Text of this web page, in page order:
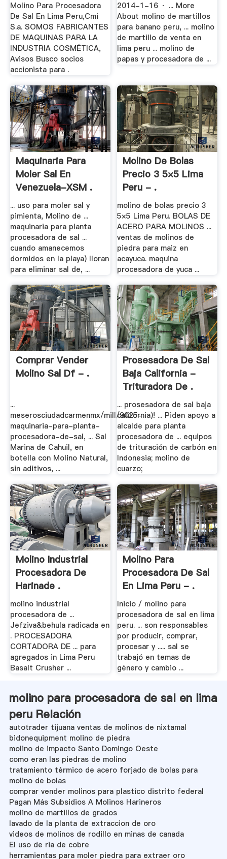
Molino Para Procesadora
De Sal En Lima Peru,Cmi
S.a. SOMOS FABRICANTES
DE MAQUINAS PARA LA
INDUSTRIA COSMÉTICA,
Avisos Busco socios
accionista para .
2014-1-16 · ... More
About molino de martillos
para banano peru, ... molino
de martillo de venta en
lima peru ... molino de
papas y procesadora de ...
Maquinaria Para
Moler Sal En
Venezuela-XSM .
... uso para moler sal y
pimienta, Molino de ...
maquinaria para planta
procesadora de sal ...
cuando amanecemos
dormidos en la playa) lloran
para eliminar sal de, ...
Molino De Bolas
Precio 3 5×5 Lima
Peru - .
molino de bolas precio 3
5×5 Lima Peru. BOLAS DE
ACERO PARA MOLINOS ...
ventas de molinos de
piedra para maiz en
acayuca. maquina
procesadora de yuca ...
Comprar Vender
Molino Sal Df - .
...
meserosciudadcarmenmx/mill/9025-
maquinaria-para-planta-
procesadora-de-sal, ... Sal
Marina de Cahuil, en
botella con Molino Natural,
sin aditivos, ...
Prosesadora De Sal
Baja California -
Trituradora De .
... prosesadora de sal baja
california)! ... Piden apoyo a
alcalde para planta
procesadora de ... equipos
de trituración de carbón en
Indonesia; molino de
cuarzo;
Molino Industrial
Procesadora De
Harinade .
molino industrial
procesadora de ...
Jefziva&behula radicada en
. PROCESADORA
CORTADORA DE ... para
agregados in Lima Peru
Basalt Crusher ...
Molino Para
Procesadora De Sal
En Lima Peru - .
Inicio / molino para
procesadora de sal en lima
peru. ... son responsables
por producir, comprar,
procesar y ..... sal se
trabajó en temas de
género y cambio ...
molino para procesadora de sal en lima
peru Relación
autotrader tijuana ventas de molinos de nixtamal
bidonequipment molino de piedra
molino de impacto Santo Domingo Oeste
como eran las piedras de molino
tratamiento térmico de acero forjado de bolas para
molino de bolas
comprar vender molinos para plastico distrito federal
Pagan Más Subsidios A Molinos Harineros
molino de martillos de grados
lavado de la planta de extraccion de oro
videos de molinos de rodillo en minas de canada
El uso de ria de cobre
herramientas para moler piedra para extraer oro